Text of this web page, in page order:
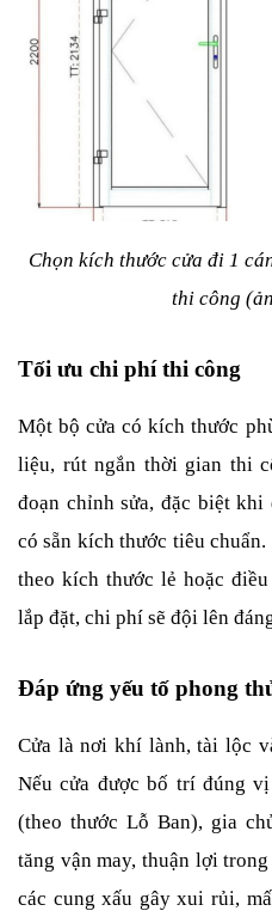
Chọn kích thước cửa đi 1
thi công
Tối ưu chi phí thi công
Một bộ cửa có kích thước
liệu, rút ngắn thời gian thi
đoạn chỉnh sửa, đặc biệt khi
có sẵn kích thước tiêu
theo kích thước lẻ hoặc
lắp đặt, chi phí sẽ đội lên
Đáp ứng yếu tố phong
Cửa là nơi khí lành, tài lộc
Nếu cửa được bố trí đúng
(theo thước Lỗ Ban), gia
tăng vận may, thuận lợi
các cung xấu gây xui rủi,